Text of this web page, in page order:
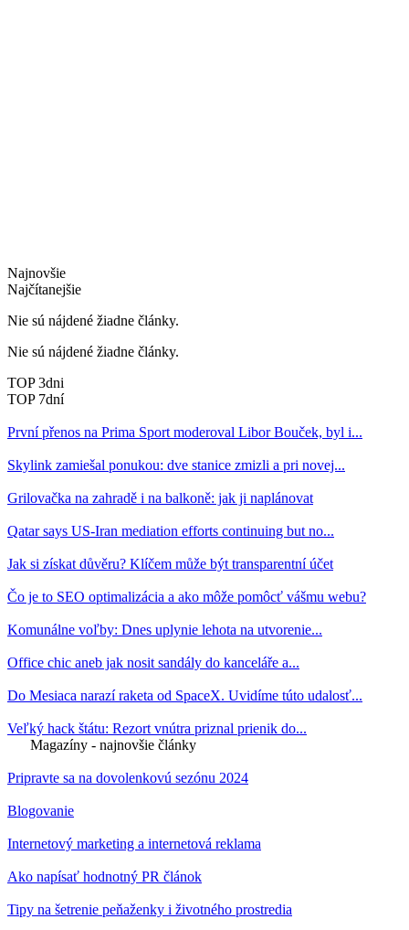
Najnovšie
Najčítanejšie
Nie sú nájdené žiadne články.
Nie sú nájdené žiadne články.
TOP 3dni
TOP 7dní
První přenos na Prima Sport moderoval Libor Bouček, byl i...
Skylink zamiešal ponukou: dve stanice zmizli a pri novej...
Grilovačka na zahradě i na balkoně: jak ji naplánovat
Qatar says US-Iran mediation efforts continuing but no...
Jak si získat důvěru? Klíčem může být transparentní účet
Čo je to SEO optimalizácia a ako môže pomôcť vášmu webu?
Komunálne voľby: Dnes uplynie lehota na utvorenie...
Office chic aneb jak nosit sandály do kanceláře a...
Do Mesiaca narazí raketa od SpaceX. Uvidíme túto udalosť...
Veľký hack štátu: Rezort vnútra priznal prienik do...
Magazíny - najnovšie články
Pripravte sa na dovolenkovú sezónu 2024
Blogovanie
Internetový marketing a internetová reklama
Ako napísať hodnotný PR článok
Tipy na šetrenie peňaženky i životného prostredia